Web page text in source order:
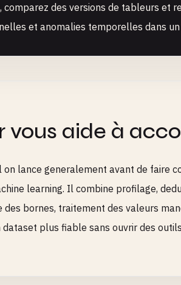
comparez des versions de tableurs et
et anomalies temporelles dans un
vous aide à
lance generalement avant de faire
learning. Il combine profilage,
bornes, traitement des valeurs
plus fiable sans ouvrir des